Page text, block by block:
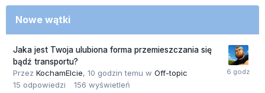
Nowe wątki
Jaka jest Twoja ulubiona forma przemieszczania się
bądź transportu?
Przez KochamElcie, 10 godzin temu w Off-topic
15 odpowiedzi 156 wyświetleń